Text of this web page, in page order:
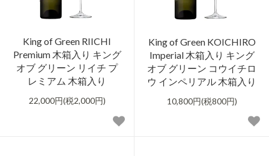
King of Green RIICHI
Premium 木箱入り キング
オブ グリーン リイチ プ
レミアム 木箱入り
22,000円(税2,000円)
King of Green KOICHIRO
Imperial 木箱入り キング
オブ グリーン コウイチロ
ウ インペリアル 木箱入り
10,800円(税800円)